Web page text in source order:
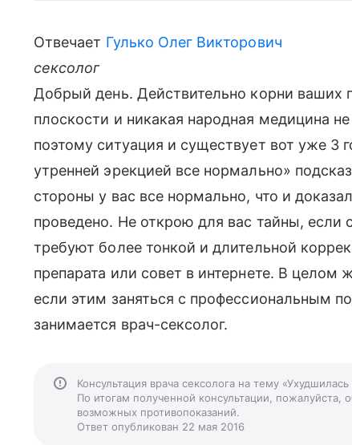
Отвечает Гулько Олег Викторович
сексолог
Добрый день. Действительно корни ваших
плоскости и никакая народная медицина
поэтому ситуация и существует вот уже 3
утренней эрекцией все нормально»
стороны у вас все нормально, что и
проведено. Не открою для вас тайны, если
требуют более тонкой и длительной
препарата или совет в интернете. В
если этим заняться с профессиональным
занимается врач-сексолог.
Консультация врача сексолога на тему
По итогам полученной консультации, пожалуйста,
возможных противопоказаний.
Ответ опубликован 22 мая 2016